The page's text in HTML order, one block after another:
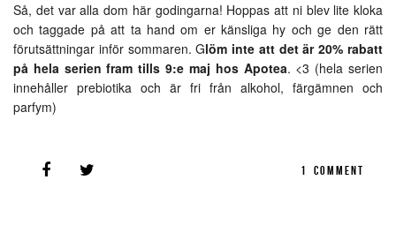
Så, det var alla dom här godingarna! Hoppas att ni blev lite kloka
och taggade på att ta hand om er känsliga hy och ge den rätt
förutsättningar inför sommaren. Glöm inte att det är 20% rabatt
på hela serien fram tills 9:e maj hos Apotea. <3 (hela serien
innehåller prebiotika och är fri från alkohol, färgämnen och
parfym)
1 COMMENT